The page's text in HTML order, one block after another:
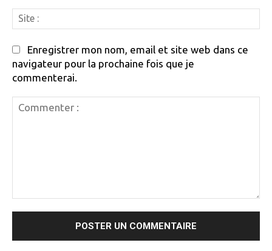
:
Enregistrer mon nom, email et site web dans ce
navigateur pour la prochaine fois que je
commenterai.